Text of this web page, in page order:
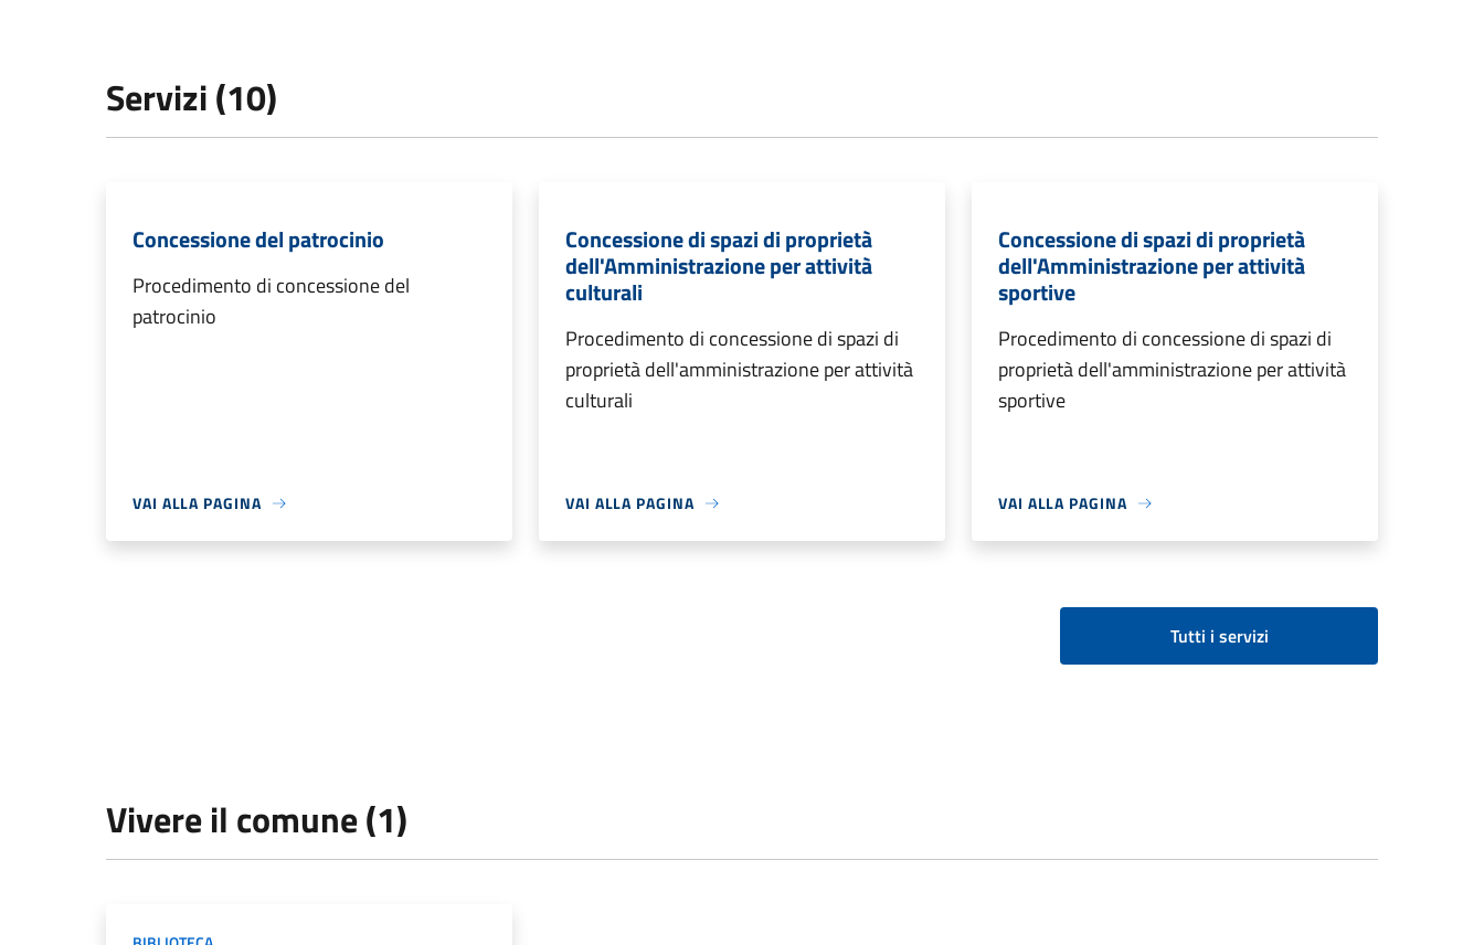
Servizi (10)
Concessione del patrocinio
Procedimento di concessione del
patrocinio
VAI ALLA PAGINA
Concessione di spazi di proprietà
dell'Amministrazione per attività
culturali
Procedimento di concessione di spazi di
proprietà dell'amministrazione per attività
culturali
VAI ALLA PAGINA
Concessione di spazi di proprietà
dell'Amministrazione per attività
sportive
Procedimento di concessione di spazi di
proprietà dell'amministrazione per attività
sportive
VAI ALLA PAGINA
Tutti i servizi
Vivere il comune (1)